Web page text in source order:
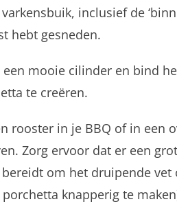
inclusief de
hebt gesneden.
mooie cilinder en bind
te creëren.
rooster in je BBQ of in een
Zorg ervoor dat er een
om het druipende vet
knapperig te